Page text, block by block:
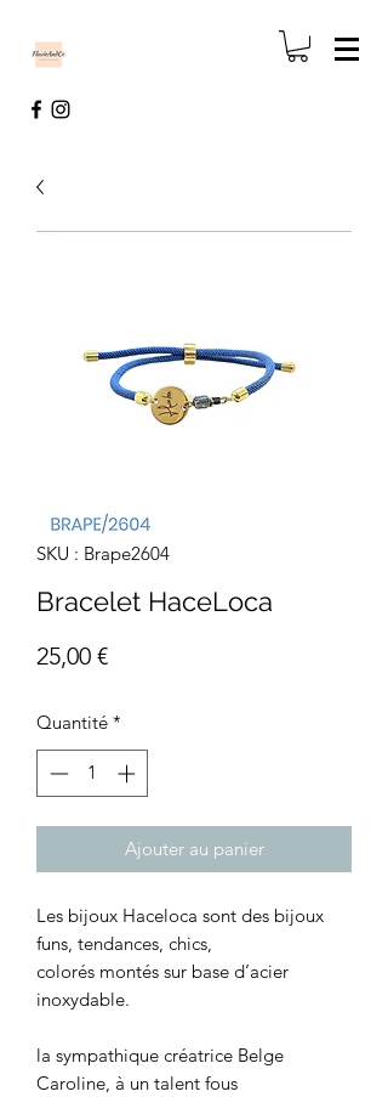
SKU : Brape2604
Bracelet HaceLoca
25,00 €Prix
Quantité *
Ajouter au panier
Les bijoux Haceloca sont des bijoux
funs, tendances, chics,
colorés montés sur base d’acier
inoxydable.
la sympathique créatrice Belge
Caroline, à un talent fous